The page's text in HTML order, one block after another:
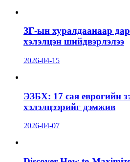
ЗГ-ын хуралдаанаар
хэлэлцэн шийдвэрлэлээ
2026-04-15
ЭЗБХ: 17 сая еврогийн
хэлэлцээрийг дэмжив
2026-04-07